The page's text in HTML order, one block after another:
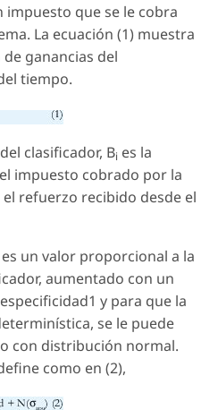
impuesto que se le cobra
La ecuación (1) muestra
ganancias del
tiempo.
clasificador, Bi es la
impuesto cobrado por la
el refuerzo recibido desde el
un valor proporcional a la
aumentado con un
y para que la
se le puede
con distribución normal.
como en (2),